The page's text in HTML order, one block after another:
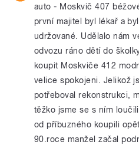
auto - Moskvič 407
první majitel byl lékař a
udržované. Udělalo nám
odvozu ráno dětí do
koupit Moskviče 412
velice spokojeni. Jelikož
potřeboval rekonstrukci,
těžko jsme se s ním
od příbuzného koupili
90.roce manžel začal